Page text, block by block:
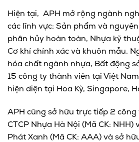
Hiện tại, APH mở rộng ngành
các lĩnh vực: Sản phẩm và
phân hủy hoàn toàn, Nhựa kỹ
Cơ khí chính xác và khuôn mẫu,
hóa chất ngành nhựa, Bất động
15 công ty thành viên tại Việt
hiện diện tại Hoa Kỳ, Singapore,
APH cũng sở hữu trực tiếp 2
CTCP Nhựa Hà Nội (Mã CK: NHH)
Phát Xanh (Mã CK: AAA) và sở